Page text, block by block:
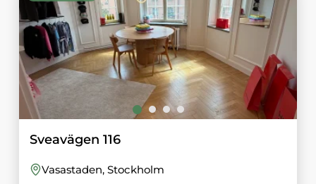
Sveavägen 116
Vasastaden, Stockholm